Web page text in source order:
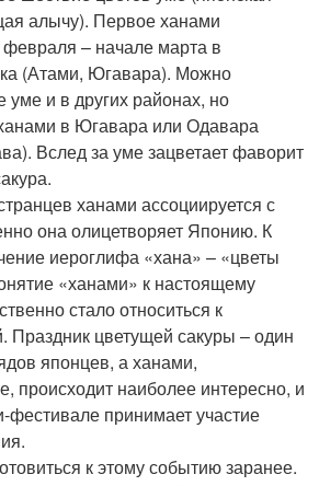
алычу). Первое ханами
февраля – начале марта в
(Атами, Югавара). Можно
уме и в других районах, но
в Югавара или Одавара
Вслед за уме зацветает фаворит
ханами ассоциируется с
она олицетворяет Японию. К
иероглифа «хана» – «цветы
«ханами» к настоящему
стало относиться к
Праздник цветущей сакуры – один
японцев, а ханами,
происходит наиболее интересно, и
фестивале принимает участие
к этому событию заранее.